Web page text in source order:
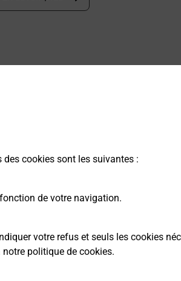
cookies sont les suivantes :
de votre navigation.
votre refus et seuls les cookies
notre politique de cookies.